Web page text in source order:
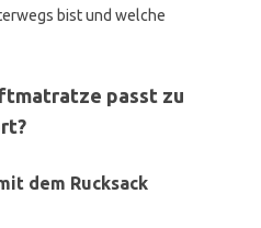
bist und welche
passt zu
dem Rucksack